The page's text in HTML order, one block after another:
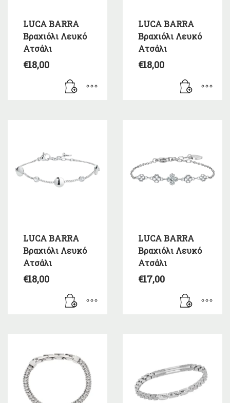
LUCA BARRA
Βραχιόλι Λευκό
Ατσάλι
€18,00
LUCA BARRA
Βραχιόλι Λευκό
Ατσάλι
€18,00
LUCA BARRA
Βραχιόλι Λευκό
Ατσάλι
€18,00
LUCA BARRA
Βραχιόλι Λευκό
Ατσάλι
€17,00